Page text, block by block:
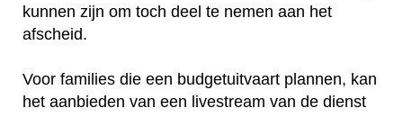
kunnen zijn om toch deel te nemen aan het
afscheid.
Voor families die een budgetuitvaart plannen, kan
het aanbieden van een livestream van de dienst